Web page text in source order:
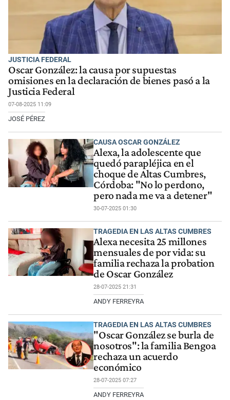
JUSTICIA FEDERAL
Oscar González: la causa por supuestas
omisiones en la declaración de bienes pasó a la
Justicia Federal
07-08-2025 11:09
JOSÉ PÉREZ
CAUSA OSCAR GONZÁLEZ
Alexa, la adolescente que
quedó parapléjica en el
choque de Altas Cumbres,
Córdoba: "No lo perdono,
pero nada me va a detener"
30-07-2025 01:30
TRAGEDIA EN LAS ALTAS CUMBRES
Alexa necesita 25 millones
mensuales de por vida: su
familia rechaza la probation
de Oscar González
28-07-2025 21:31
ANDY FERREYRA
TRAGEDIA EN LAS ALTAS CUMBRES
"Oscar González se burla de
nosotros": la familia Bengoa
rechaza un acuerdo
económico
28-07-2025 07:27
ANDY FERREYRA